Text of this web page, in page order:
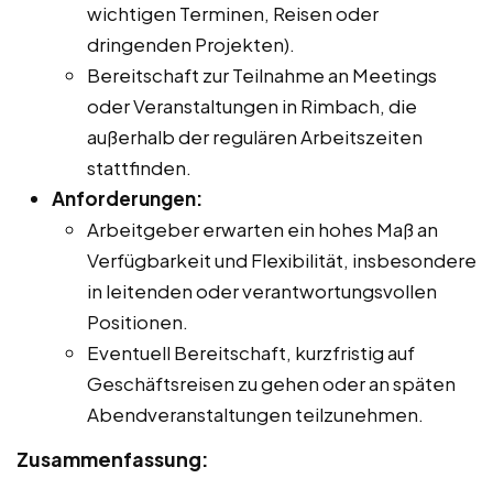
wichtigen Terminen, Reisen oder
dringenden Projekten).
Bereitschaft zur Teilnahme an Meetings
oder Veranstaltungen in Rimbach, die
außerhalb der regulären Arbeitszeiten
stattfinden.
Anforderungen:
Arbeitgeber erwarten ein hohes Maß an
Verfügbarkeit und Flexibilität, insbesondere
in leitenden oder verantwortungsvollen
Positionen.
Eventuell Bereitschaft, kurzfristig auf
Geschäftsreisen zu gehen oder an späten
Abendveranstaltungen teilzunehmen.
Zusammenfassung: